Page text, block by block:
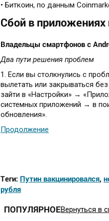
• Биткоин, по данным
Сбой в
Владельцы смартфонов с
Два пути решения проблем
1. Если вы столкнулись с
вылетать или закрываться
зайти в «Настройки» →
системных приложений → в
обновления».
Продолжение
Теги: Путин вакцинировался,
рубля
ПОПУЛЯРНОЕВернуться в